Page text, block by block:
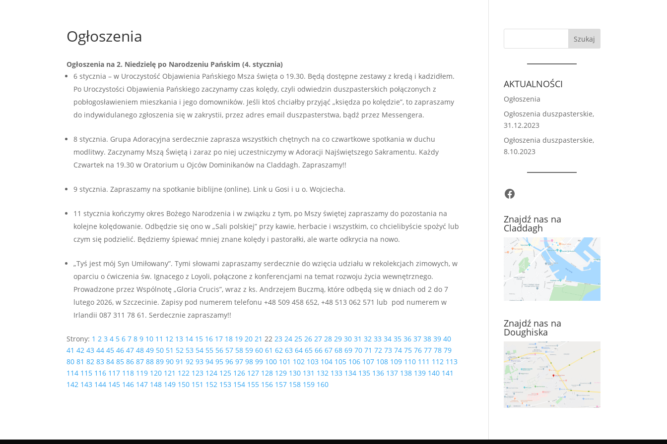
Ogłoszenia
Ogłoszenia na 2. Niedzielę po Narodzeniu Pańskim (4. stycznia)
6 stycznia – w Uroczystość Objawienia Pańskiego Msza święta o 19.30. Będą dostępne zestawy z kredą i kadzidłem.
Po Uroczystości Objawienia Pańskiego zaczynamy czas kolędy, czyli odwiedzin duszpasterskich połączonych z
pobłogosławieniem mieszkania i jego domowników. Jeśli ktoś chciałby przyjąć „księdza po kolędzie”, to zapraszamy
do indywidulanego zgłoszenia się w zakrystii, przez adres email duszpasterstwa, bądź przez Messengera.
8 stycznia. Grupa Adoracyjna serdecznie zaprasza wszystkich chętnych na co czwartkowe spotkania w duchu
modlitwy. Zaczynamy Mszą Świętą i zaraz po niej uczestniczymy w Adoracji Najświętszego Sakramentu. Każdy
Czwartek na 19.30 w Oratorium u Ojców Dominikanów na Claddagh. Zapraszamy!!
9 stycznia. Zapraszamy na spotkanie biblijne (online). Link u Gosi i u o. Wojciecha.
11 stycznia kończymy okres Bożego Narodzenia i w związku z tym, po Mszy świętej zapraszamy do pozostania na
kolejne kolędowanie. Odbędzie się ono w „Sali polskiej” przy kawie, herbacie i wszystkim, co chcielibyście spożyć lub
czym się podzielić. Będziemy śpiewać mniej znane kolędy i pastorałki, ale warte odkrycia na nowo.
„Tyś jest mój Syn Umiłowany”. Tymi słowami zapraszamy serdecznie do wzięcia udziału w rekolekcjach zimowych, w
oparciu o ćwiczenia św. Ignacego z Loyoli, połączone z konferencjami na temat rozwoju życia wewnętrznego.
Prowadzone przez Wspólnotę „Gloria Crucis”, wraz z ks. Andrzejem Buczmą, które odbędą się w dniach od 2 do 7
lutego 2026, w Szczecinie. Zapisy pod numerem telefonu +48 509 458 652, +48 513 062 571 lub pod numerem w
Irlandii 087 311 78 61. Serdecznie zapraszamy!!
Strony: 1 2 3 4 5 6 7 8 9 10 11 12 13 14 15 16 17 18 19 20 21 22 23 24 25 26 27 28 29 30 31 32 33 34 35 36 37 38 39 40
41 42 43 44 45 46 47 48 49 50 51 52 53 54 55 56 57 58 59 60 61 62 63 64 65 66 67 68 69 70 71 72 73 74 75 76 77 78 79
80 81 82 83 84 85 86 87 88 89 90 91 92 93 94 95 96 97 98 99 100 101 102 103 104 105 106 107 108 109 110 111 112 113
114 115 116 117 118 119 120 121 122 123 124 125 126 127 128 129 130 131 132 133 134 135 136 137 138 139 140 141
142 143 144 145 146 147 148 149 150 151 152 153 154 155 156 157 158 159 160
Szukaj
AKTUALNOŚCI
Ogłoszenia
Ogłoszenia duszpasterskie,
31.12.2023
Ogłoszenia duszpasterskie,
8.10.2023
Facebook
Znajdź nas na
Claddagh
Znajdź nas na
Doughiska